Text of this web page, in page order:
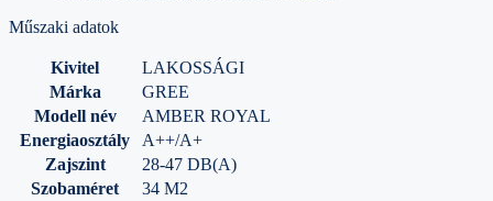
Műszaki adatok
Kivitel
LAKOSSÁGI
Márka
GREE
Modell név
AMBER ROYAL
Energiaosztály
A++/A+
Zajszint
28-47 DB(A)
Szobaméret
34 M2